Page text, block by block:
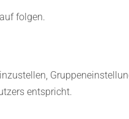
folgen.
entspricht.